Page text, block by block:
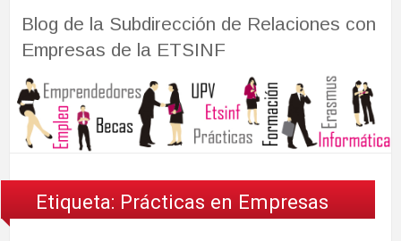
Blog de la Subdirección de Relaciones con
Empresas de la ETSINF
Etiqueta: Prácticas en Empresas